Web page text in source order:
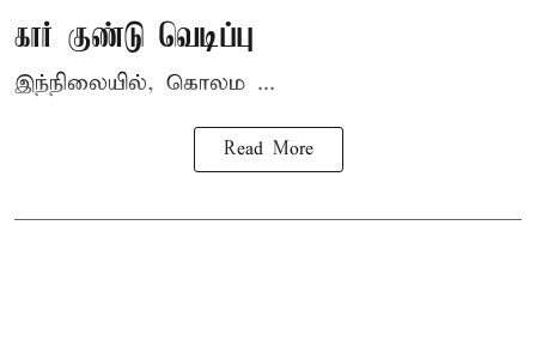
கார் குண்டு வெடிப்பு
இந்நிலையில், கொலம ...
Read More